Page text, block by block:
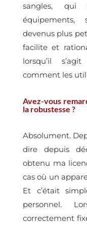
sangles, qui
devenus plus
facilite et
lorsqu’il
comment les
Avez-vous
la robustesse ?
Absolument.
dire depuis
obtenu ma
cas où un
Et c’était
personnel.
correctement